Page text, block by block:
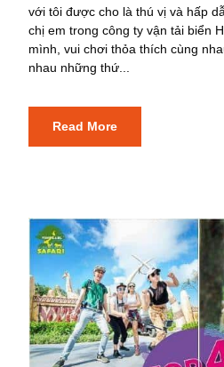
với tôi được cho là thú vị và hấp
chị em trong công ty vận tải biển
mình, vui chơi thỏa thích cùng
nhau những thứ...
Read More